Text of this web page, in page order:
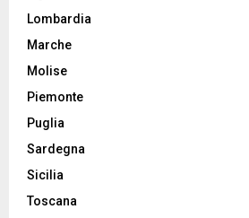
Lombardia
Marche
Molise
Piemonte
Puglia
Sardegna
Sicilia
Toscana